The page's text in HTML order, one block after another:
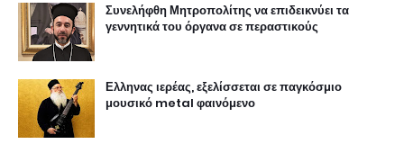
Συνελήφθη Μητροπολίτης να επιδεικνύει τα
γεννητικά του όργανα σε περαστικούς
Ελληνας ιερέας, εξελίσσεται σε παγκόσμιο
μουσικό metal φαινόμενο